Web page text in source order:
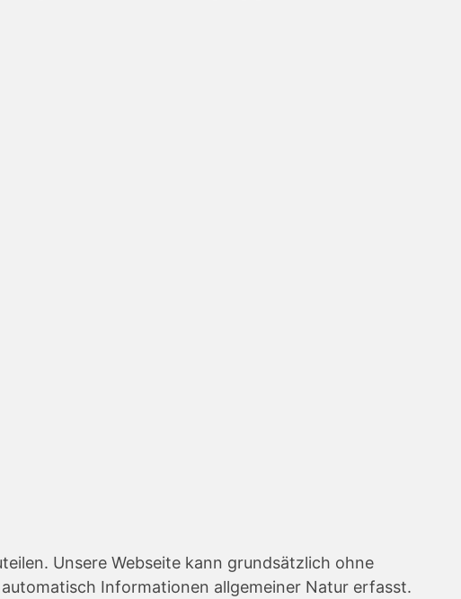
Unsere Webseite kann grundsätzlich ohne
Informationen allgemeiner Natur erfasst.